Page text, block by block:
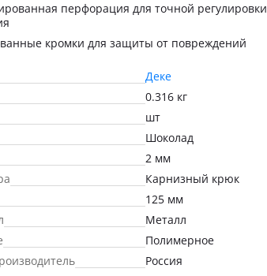
перфорация для точной регулировки
кромки для защиты от повреждений
Деке
0.316 кг
шт
Шоколад
2 мм
Карнизный крюк
125 мм
Металл
Полимерное
Россия